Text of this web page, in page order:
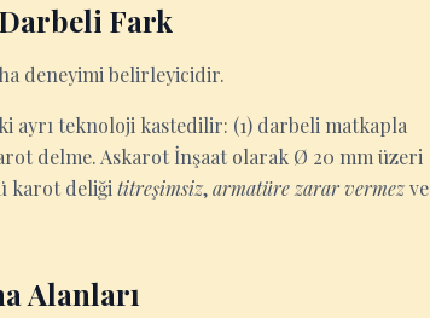
Fark
deneyimi belirleyicidir.
ayrı teknoloji kastedilir: (1) darbeli matkapla
delme. Askarot İnşaat olarak Ø 20 mm üzeri
karot deliği titreşimsiz,armatüre zarar vermezve
Alanları